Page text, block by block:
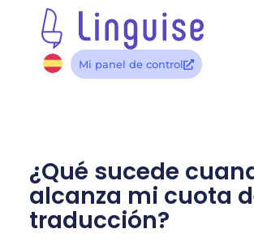
Mi panel de control
¿Qué sucede
alcanza mi cuota
traducción?